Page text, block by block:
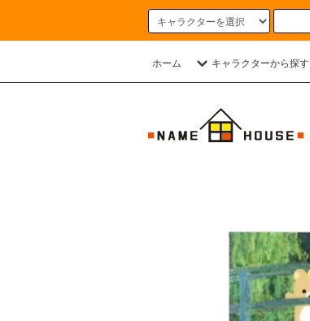
ホーム キャラクターから探す